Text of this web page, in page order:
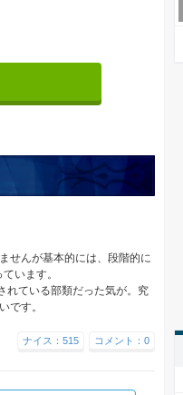
せんが基本的には、段階的に
います。
れている部類だった気が。究
です。
コメント：0
ナイス：515